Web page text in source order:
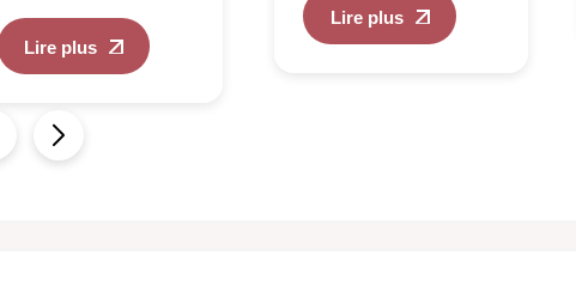
Lire plus
Lire plus